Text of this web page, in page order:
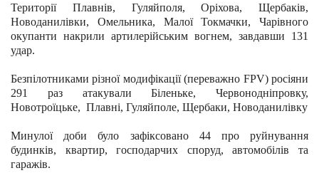
Території Плавнів, Гуляйполя, Оріхова, Щербаків,
Новоданилівки, Омельника, Малої Токмачки, Чарівного
окупанти накрили артилерійським вогнем, завдавши 131
удар.
Безпілотниками різної модифікації (переважно FPV) росіяни
291 раз атакували Біленьке, Червонодніпровку,
Новотроїцьке,  Плавні, Гуляйполе, Щербаки, Новоданилівку
Минулої доби було зафіксовано 44 про руйнування
будинків, квартир, господарчих споруд, автомобілів та
гаражів.